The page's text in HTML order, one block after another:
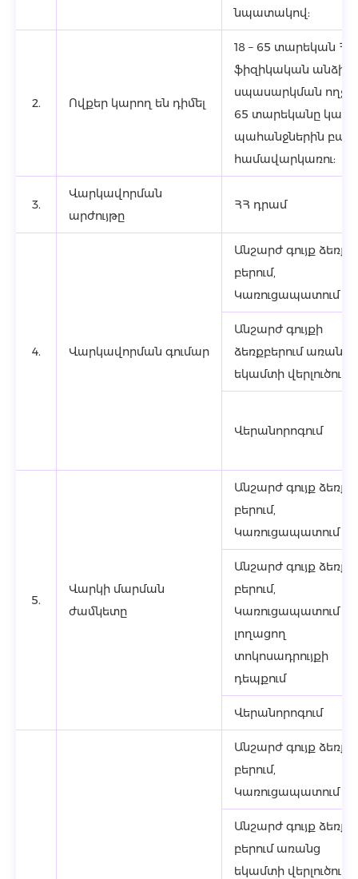
նպատակով:
2. Ովքեր կարող են դիմել
18 – 65 տարեկան
ֆիզիկական
սպասարկման ողջ
65 տարեկանը կամ
պահանջներին
համավարկառու:
3.
Վարկավորման
արժույթը
ՀՀ դրամ
4. Վարկավորման գումար
Անշարժ գույք ձեռք
բերում,
Կառուցապատում
Անշարժ գույքի
ձեռքբերում առանց
եկամտի
Վերանորոգում
5.
Վարկի մարման
ժամկետը
Անշարժ գույք ձեռք
բերում,
Կառուցապատում
Անշարժ գույք ձեռք
բերում,
Կառուցապատում
լողացող
տոկոսադրույքի
դեպքում
Վերանորոգում
Անշարժ գույք ձեռք
բերում,
Կառուցապատում
Անշարժ գույք ձեռք
բերում առանց
եկամտի